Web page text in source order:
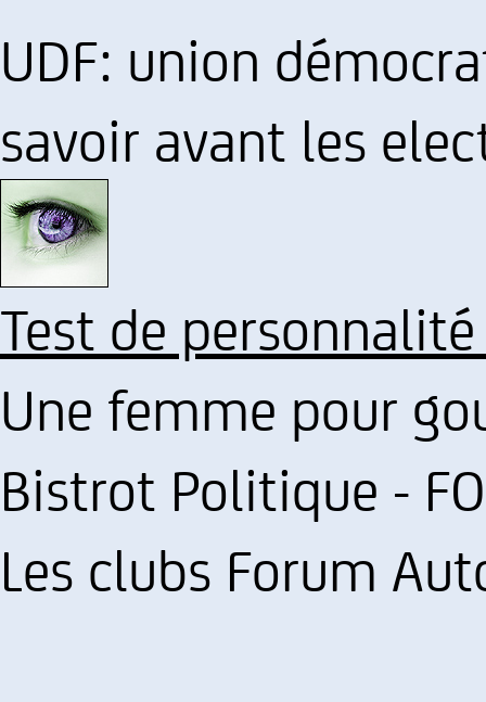
UDF: union
savoir avant les
Test de
Une femme pour
Bistrot Politique -
Les clubs Forum